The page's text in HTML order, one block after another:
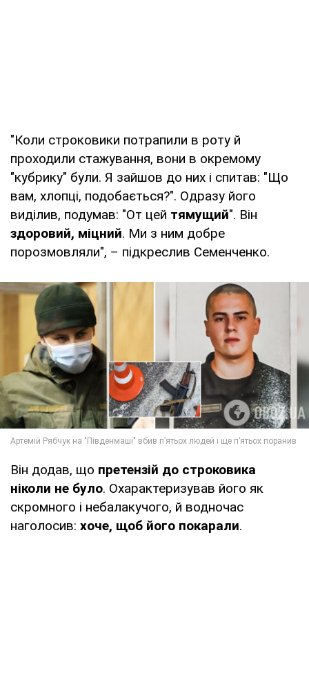
"Коли строковики потрапили в роту й
проходили стажування, вони в окремому
"кубрику" були. Я зайшов до них і спитав: "Що
вам, хлопці, подобається?". Одразу його
виділив, подумав: "От цей тямущий". Він
здоровий, міцний. Ми з ним добре
порозмовляли", – підкреслив Семенченко.
Він додав, що претензій до строковика
ніколи не було. Охарактеризував його як
скромного і небалакучого, й водночас
наголосив: хоче, щоб його покарали.